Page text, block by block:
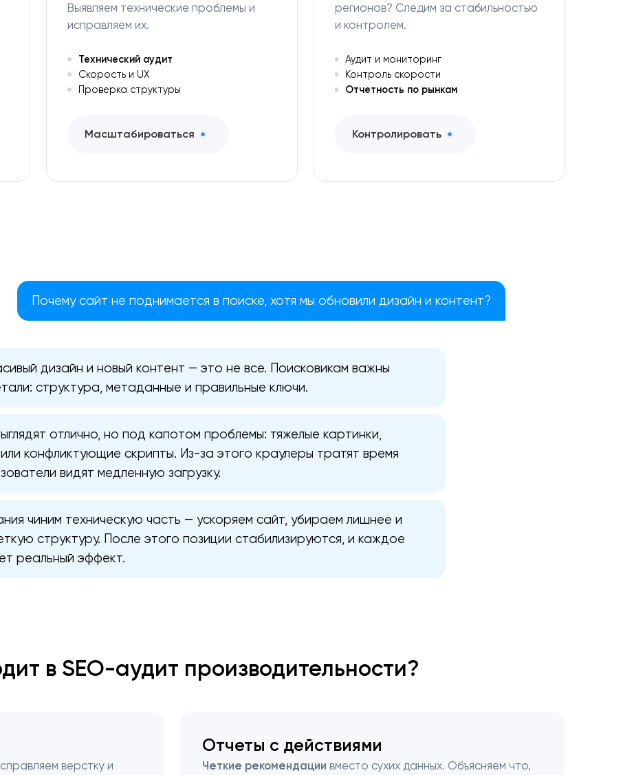
Спасибо
Мы получили вашу заявку
Выявляем технические проблемы и
исправляем их.
Технический аудит
Скорость и UX
Проверка структуры
Масштабироваться
регионов? Следим за стабильностью
и контролем.
Аудит и мониторинг
Контроль скорости
Отчетность по рынкам
Контролировать
Почему сайт не поднимается в поиске, хотя мы обновили дизайн и контент?
дизайн и новый контент — это не все. Поисковикам важны
структура, метаданные и правильные ключи.
отлично, но под капотом проблемы: тяжелые картинки,
конфликтующие скрипты. Из-за этого краулеры тратят время
видят медленную загрузку.
чиним техническую часть — ускоряем сайт, убираем лишнее и
структуру. После этого позиции стабилизируются, и каждое
реальный эффект.
в SEO-аудит производительности?
верстку и
Отчеты с действиями
Четкие рекомендации вместо сухих данных. Объясняем что,
Спасибо
Мы получили вашу заявку
Ваша заявка отправлена!
Мы свяжемся с вами в ближайшее
время, чтобы обсудить проект.